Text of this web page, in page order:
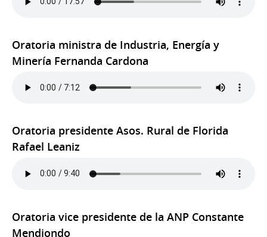
Oratoria ministra de Industria, Energía y
Minería Fernanda Cardona
Oratoria presidente Asos. Rural de Florida
Rafael Leaniz
Oratoria vice presidente de la ANP Constante
Mendiondo